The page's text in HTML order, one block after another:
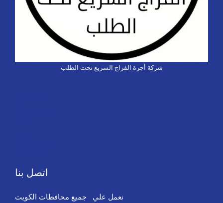
شركة أجرة الفراج السريع تحت الطلب
اتصل بنا
نعمل علي جميع محافظات الكويت